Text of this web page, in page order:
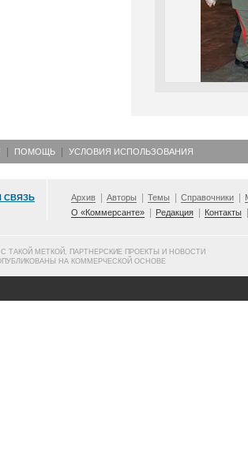
ПОМОЩЬ УСЛОВИЯ ИСПОЛЬЗОВАНИЯ
СВЯЗЬ Архив Авторы Темы Справочники
О «Коммерсанте»
Редакция Контакты
ТАКОЙ МЕТКОЙ, ПАРТНЕРСКИЕ ПРОЕКТЫ И НОВОСТИ
НА КОММЕРЧЕСКОЙ ОСНОВЕ